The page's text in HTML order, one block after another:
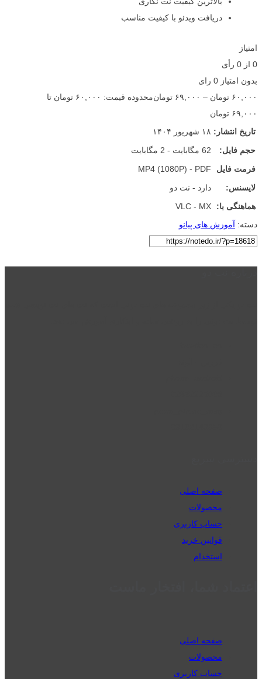
دریافت ویدئو با کیفیت مناسب
امتیاز
0 از 0 رأی
بدون امتیاز 0 رای
۶۰,۰۰۰ تومان – ۶۹,۰۰۰ تومان
محدوده قیمت: ۶۰,۰۰۰ تومان تا
۶۹,۰۰۰ تومان
تاریخ انتشار: ۱۸ شهریور ۱۴۰۴
حجم فایل:
62 مگابایت - 2 مگابایت
فرمت فایل
MP4 (1080P) - PDF
لایسنس:
دارد - نت دو
هماهنگی با:
VLC - MX
دسته: آموزش های پیانو
صفحه اصلی
محصولات
حساب کاربری
قوانین خرید
استخدام
صفحه اصلی
محصولات
حساب کاربری